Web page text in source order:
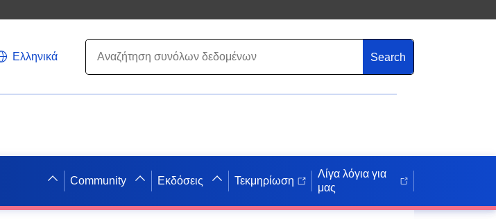
Ελληνικά Search
Community Εκδόσεις Τεκμηρίωση
Λίγα λόγια για
μας